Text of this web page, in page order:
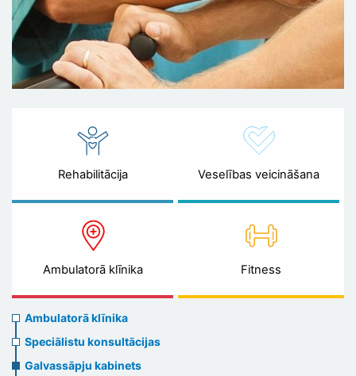
Rehabilitācija Veselības veicināšana
Ambulatorā klīnika Fitness
Ambulatory
clinic
menu
Ambulatorā klīnika
Speciālistu konsultācijas
Galvassāpju kabinets